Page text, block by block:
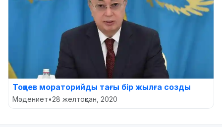
Тоқаев мораторийды тағы бір жылға созды
Мәдениет•28 желтоқсан, 2020